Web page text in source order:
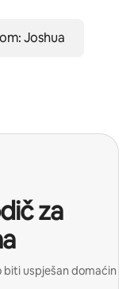
Joshua
za
uspješan domaćin